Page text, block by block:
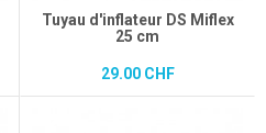
Tuyau d'inflateur DS Miflex
25 cm
29.00 CHF